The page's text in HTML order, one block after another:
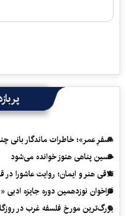
«سفرِ عمر»؛ خاطرات ماندگار بانی
حسین پناهی هنوز خوانده می‌شود
تلاقی هنر و ایمان؛ روایت عاشورا
فراخوان نوزدهمین دوره جایزه
بزرگ‌ترین مورخ فلسفه غرب در